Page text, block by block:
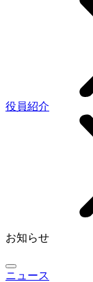
役員紹介
お知らせ
ニュース